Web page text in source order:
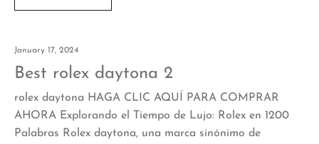
January 17, 2024
Best rolex daytona 2
rolex daytona HAGA CLIC AQUÍ PARA COMPRAR
AHORA Explorando el Tiempo de Lujo: Rolex en 1200
Palabras Rolex daytona, una marca sinónimo de